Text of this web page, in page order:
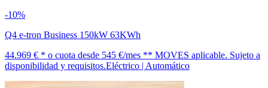
-10%
Q4 e-tron Business 150kW 63KWh
44.969 € * o cuota desde 545 €/mes ** MOVES aplicable. Sujeto a
disponibilidad y requisitos.Eléctrico | Automático